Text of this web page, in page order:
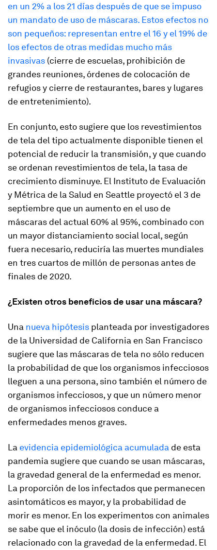
en un 2% a los 21 días después de que se impuso
un mandato de uso de máscaras. Estos efectos no
son pequeños: representan entre el 16 y el 19% de
los efectos de otras medidas mucho más
invasivas (cierre de escuelas, prohibición de
grandes reuniones, órdenes de colocación de
refugios y cierre de restaurantes, bares y lugares
de entretenimiento).
En conjunto, esto sugiere que los revestimientos
de tela del tipo actualmente disponible tienen el
potencial de reducir la transmisión, y que cuando
se ordenan revestimientos de tela, la tasa de
crecimiento disminuye. El Instituto de Evaluación
y Métrica de la Salud en Seattle proyectó el 3 de
septiembre que un aumento en el uso de
máscaras del actual 60% al 95%, combinado con
un mayor distanciamiento social local, según
fuera necesario, reduciría las muertes mundiales
en tres cuartos de millón de personas antes de
finales de 2020.
¿Existen otros beneficios de usar una máscara?
Una nueva hipótesis planteada por investigadores
de la Universidad de California en San Francisco
sugiere que las máscaras de tela no sólo reducen
la probabilidad de que los organismos infecciosos
lleguen a una persona, sino también el número de
organismos infecciosos, y que un número menor
de organismos infecciosos conduce a
enfermedades menos graves.
La evidencia epidemiológica acumulada de esta
pandemia sugiere que cuando se usan máscaras,
la gravedad general de la enfermedad es menor.
La proporción de los infectados que permanecen
asintomáticos es mayor, y la probabilidad de
morir es menor. En los experimentos con animales
se sabe que el inóculo (la dosis de infección) está
relacionado con la gravedad de la enfermedad. El